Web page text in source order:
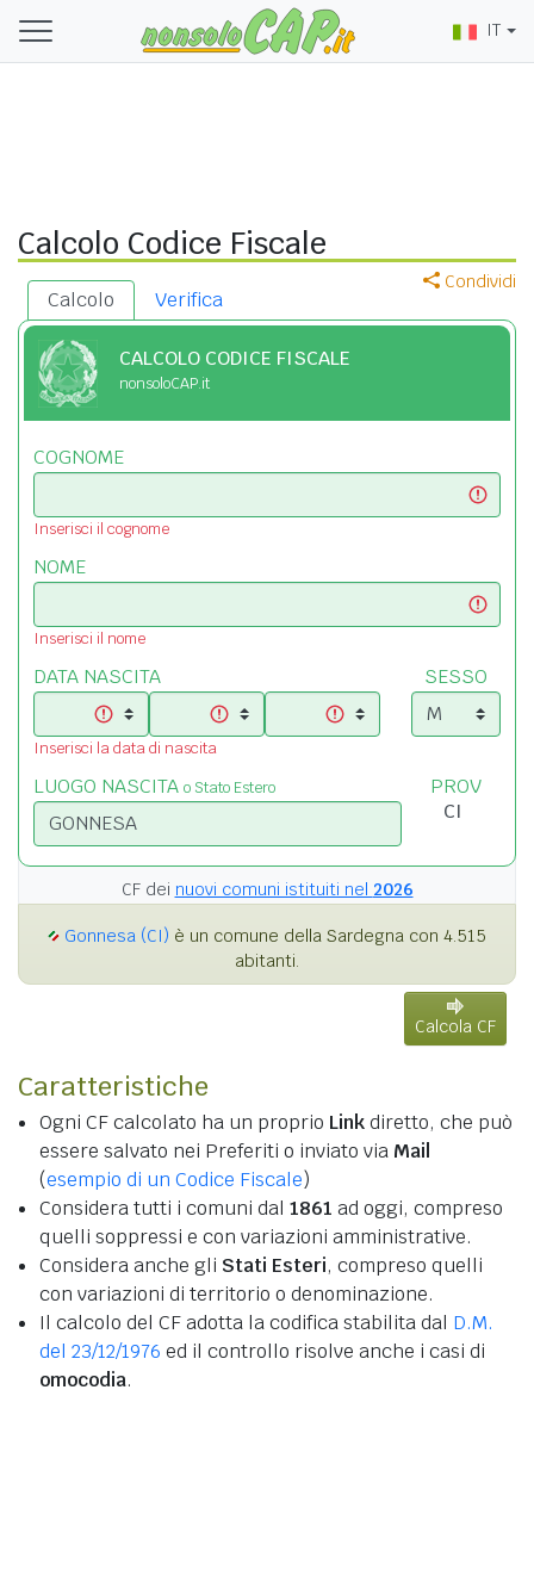
IT
Calcolo Codice Fiscale
Condividi
Calcolo Verifica
CALCOLO CODICE FISCALE
nonsoloCAP.it
COGNOME
Inserisci il cognome
NOME
Inserisci il nome
DATA NASCITA
Inserisci la data di nascita
SESSO
LUOGO NASCITA o Stato Estero PROV
CF dei nuovi comuni istituiti nel 2026
Gonnesa (CI) è un comune della Sardegna con 4.515
abitanti.
Calcola CF
Caratteristiche
Ogni CF calcolato ha un proprio Linkdiretto, che può
essere salvato nei Preferiti o inviato via Mail
(esempio di un Codice Fiscale)
Considera tutti i comuni dal 1861 ad oggi, compreso
quelli soppressi e con variazioni amministrative.
Considera anche gli Stati Esteri, compreso quelli
con variazioni di territorio o denominazione.
Il calcolo del CF adotta la codifica stabilita dal D.M.
del 23/12/1976 ed il controllo risolve anche i casi di
omocodia.